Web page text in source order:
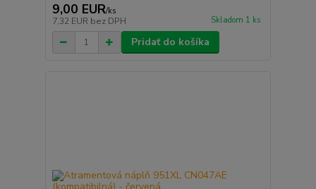
9,00 EUR/ks
7,32 EUR bez DPH Skladom 1 ks
Pridať do košíka